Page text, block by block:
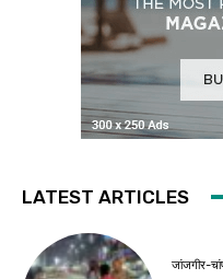
LATEST ARTICLES
जांजगीर-